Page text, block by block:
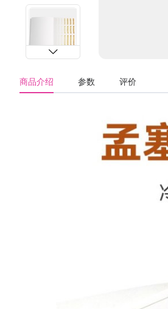
商品介绍 参数 评价